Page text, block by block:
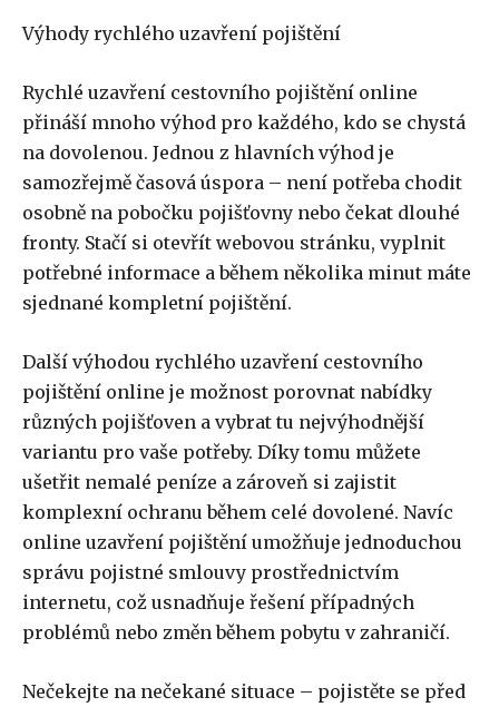
Výhody rychlého uzavření pojištění
Rychlé uzavření cestovního pojištění online
přináší mnoho výhod pro každého, kdo se chystá
na dovolenou. Jednou z hlavních výhod je
samozřejmě časová úspora – není potřeba chodit
osobně na pobočku pojišťovny nebo čekat dlouhé
fronty. Stačí si otevřít webovou stránku, vyplnit
potřebné informace a během několika minut máte
sjednané kompletní pojištění.
Další výhodou rychlého uzavření cestovního
pojištění online je možnost porovnat nabídky
různých pojišťoven a vybrat tu nejvýhodnější
variantu pro vaše potřeby. Díky tomu můžete
ušetřit nemalé peníze a zároveň si zajistit
komplexní ochranu během celé dovolené. Navíc
online uzavření pojištění umožňuje jednoduchou
správu pojistné smlouvy prostřednictvím
internetu, což usnadňuje řešení případných
problémů nebo změn během pobytu v zahraničí.
Nečekejte na nečekané situace – pojistěte se před